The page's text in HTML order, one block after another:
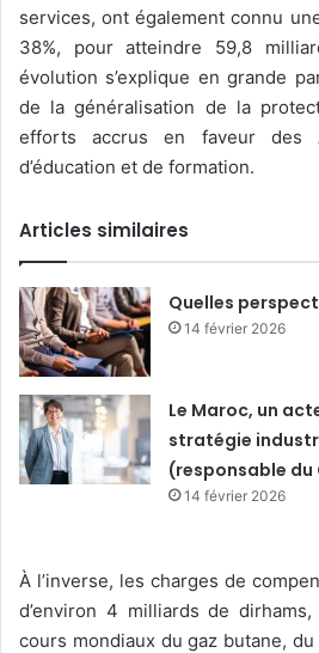
services, ont également connu
38%, pour atteindre 59,8
évolution s’explique en grande
de la généralisation de la
efforts accrus en faveur des
d’éducation et de formation.
Articles similaires
Quelles
14 février 2026
Le Maroc, un
stratégie
(responsable du
14 février 2026
À l’inverse, les charges de
d’environ 4 milliards de
cours mondiaux du gaz butane,